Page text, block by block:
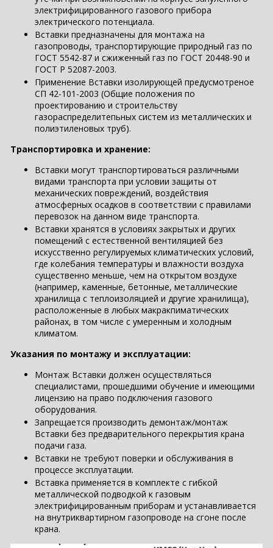
электрифицированного газового прибора
электрического потенциала.
Вставки предназначены для монтажа на
газопроводы, транспортирующие природный газ по
ГОСТ 5542-87 и сжиженный газ по ГОСТ 20448-90 и
ГОСТ Р 52087-2003.
Применение Вставки изолирующей предусмотреное
СП 42-101-2003 (Общие положения по
проектированию и строительству
газораспределитепьных систем из металлических и
полиэтиленовых труб).
Транспортировка и хранение:
Вставки могут транспортироваться различными
видами транспорта при условии защиты от
механических повреждений, воздействия
атмосферных осадков в соответствии с правилами
перевозок на данном виде транспорта.
Вставки хранятся в условиях закрытых и других
помещений с естественной вентиляцией без
искусственно регулируемых климатических условий,
где колебания температуры и влажности воздуха
существенно меньше, чем на открытом воздухе
(например, каменные, бетонные, металлические
хранилища с теплоизоляцией и другие хранилища),
расположенные в любых макракпиматических
районах, в том числе с умеренным и холодным
климатом.
Указания по монтажу и эксплуатации:
Монтаж Вставки должен осуществляться
специалистами, прошедшими обучение и имеющими
лицензию на право подключения газового
оборудования.
Запрещается производить демонтаж/монтаж
Вставки без предварительного перекрытия крана
подачи газа.
Вставки не требуют поверки и обслуживания в
процессе эксплуатации.
Вставка применяется в комплекте с гибкой
металлической подводкой к газовым
электрифицированным приборам и устанавливается
на внутриквартирном газопроводе на сгоне после
крана.